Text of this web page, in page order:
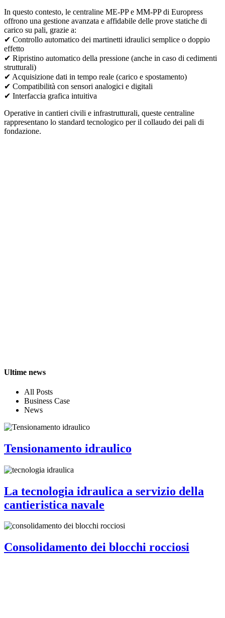
In questo contesto, le centraline ME-PP e MM-PP di Europress
offrono una gestione avanzata e affidabile delle prove statiche di
carico su pali, grazie a:
✔ Controllo automatico dei martinetti idraulici semplice o doppio
effetto
✔ Ripristino automatico della pressione (anche in caso di cedimenti
strutturali)
✔ Acquisizione dati in tempo reale (carico e spostamento)
✔ Compatibilità con sensori analogici e digitali
✔ Interfaccia grafica intuitiva
Operative in cantieri civili e infrastrutturali, queste centraline
rappresentano lo standard tecnologico per il collaudo dei pali di
fondazione.
Ultime news
All Posts
Business Case
News
Tensionamento idraulico
La tecnologia idraulica a servizio della
cantieristica navale
Consolidamento dei blocchi rocciosi